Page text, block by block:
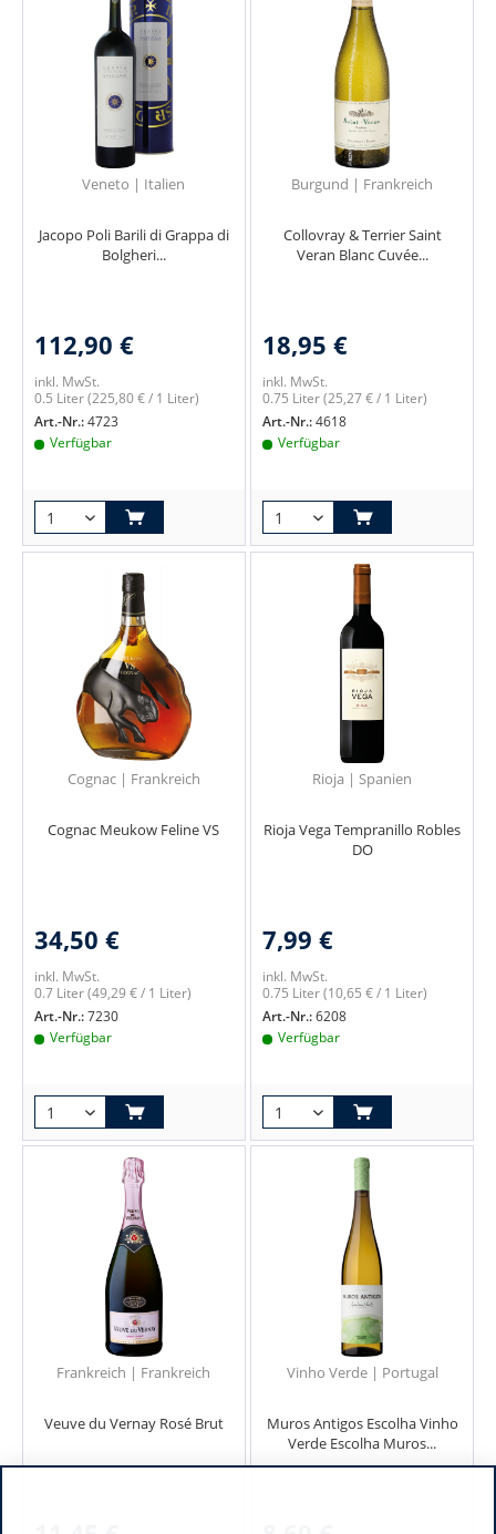
Veneto | Italien
Jacopo Poli Barili di Grappa di
Bolgheri...
112,90 €
inkl. MwSt.
0.5 Liter(225,80 € / 1 Liter)
Art.-Nr.:4723
Verfügbar
Burgund | Frankreich
Collovray & Terrier Saint
Veran Blanc Cuvée...
18,95 €
inkl. MwSt.
0.75 Liter(25,27 € / 1 Liter)
Art.-Nr.:4618
Verfügbar
Cognac | Frankreich
Cognac Meukow Feline VS
34,50 €
inkl. MwSt.
0.7 Liter(49,29 € / 1 Liter)
Art.-Nr.:7230
Verfügbar
Rioja | Spanien
Rioja Vega Tempranillo Robles
DO
7,99 €
inkl. MwSt.
0.75 Liter(10,65 € / 1 Liter)
Art.-Nr.:6208
Verfügbar
Frankreich | Frankreich
Veuve du Vernay Rosé Brut
Vinho Verde | Portugal
Muros Antigos Escolha Vinho
Verde Escolha Muros...